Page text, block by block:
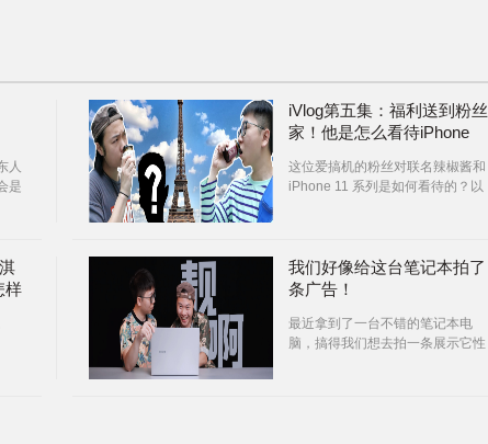
人
是
iVlog第五集：福利送到粉丝
家！他是怎么看待iPhone
这位爱搞机的粉丝对联名辣椒酱和
iPhone 11 系列是如何看待的？以
样
我们好像给这台笔记本拍了
条广告！
最近拿到了一台不错的笔记本电
脑，搞得我们想去拍一条展示它性